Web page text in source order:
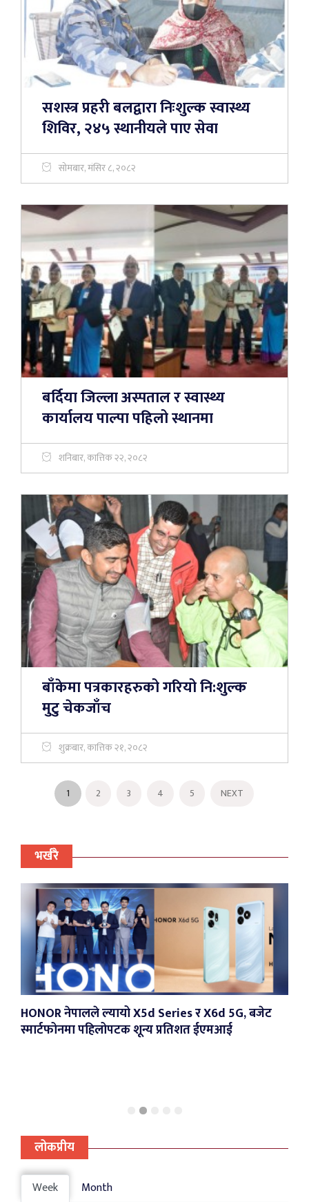
सशस्त्र प्रहरी बलद्वारा निःशुल्क स्वास्थ्य
शिविर, २४५ स्थानीयले पाए सेवा
सोमबार, मंसिर ८, २०८२
बर्दिया जिल्ला अस्पताल र स्वास्थ्य
कार्यालय पाल्पा पहिलो स्थानमा
शनिबार, कात्तिक २२, २०८२
बाँकेमा पत्रकारहरुको गरियो नि:शुल्क
मुटु चेकजाँच
शुक्रबार, कात्तिक २१, २०८२
1 2 3 4 5 NEXT
भर्खरै
X6d 5G, बजेट
ईएमआई
लोकप्रीय
Week Month